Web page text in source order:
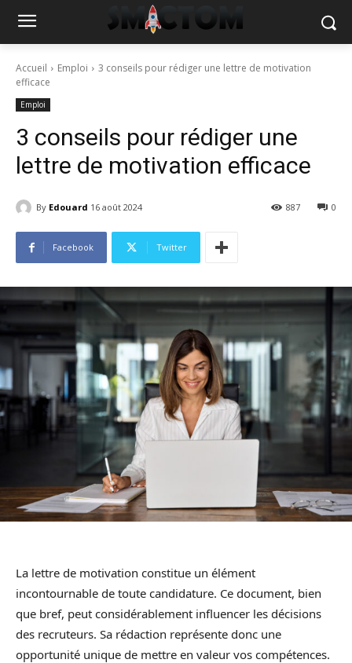
Accueil Emploi
3 conseils pour rédiger une lettre de motivation
efficace
Emploi
3 conseils pour rédiger une
lettre de motivation efficace
By Edouard 16 août 2024 0
887
Facebook Twitter
La lettre de motivation constitue un élément
incontournable de toute candidature. Ce document, bien
que bref, peut considérablement influencer les décisions
des recruteurs. Sa rédaction représente donc une
opportunité unique de mettre en valeur vos compétences.